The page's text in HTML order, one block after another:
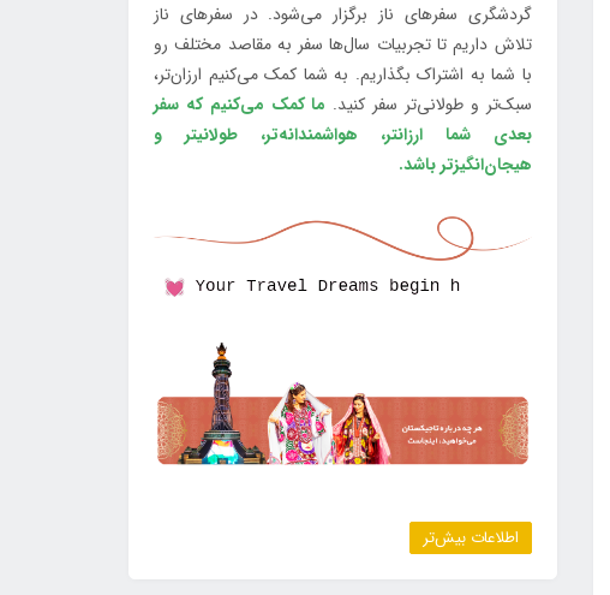
گردشگری سفرهای ناز برگزار می‌شود. در سفرهای ناز
تلاش داریم تا تجربیات سال‌ها سفر به مقاصد مختلف رو
با شما به اشتراک بگذاریم. به شما کمک می‌کنیم ارزان‌تر،
سبک‌تر و طولانی‌تر سفر کنید. ما کمک می‌کنیم که سفر
بعدی شما ارزانتر، هواشمندانه‌تر، طولانی‎تر و
هیجان‌انگیزتر باشد.
اطلاعات بیش‌تر